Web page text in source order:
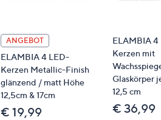
ANGEBOT
ELAMBIA 4 LED-
Kerzen Metallic-Finish
glänzend / matt Höhe
12,5cm & 17cm
€ 19,99
ELAMBIA 4
Kerzen mit
Glaskörper
12,5 cm
€ 36,99